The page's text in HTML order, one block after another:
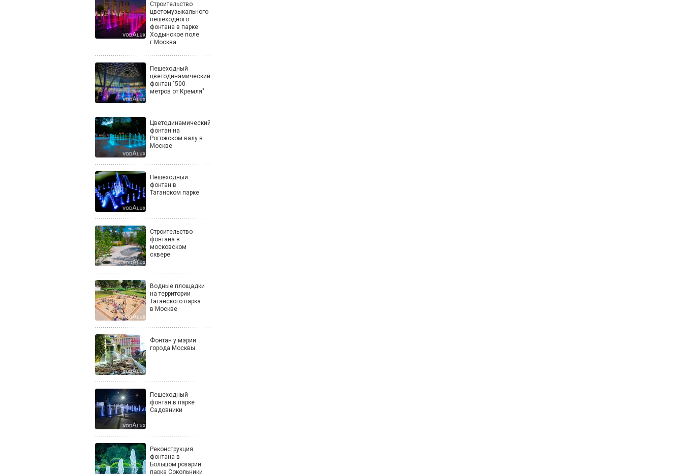
Строительство
цветомузыкального
пешеходного
фонтана в парке
Ходынское поле
г.Москва
Пешеходный
цветодинамический
фонтан "500
метров от Кремля"
Цветодинамический
фонтан на
Рогожском валу в
Москве
Пешеходный
фонтан в
Таганском парке
Строительство
фонтана в
московском
сквере
Водные площадки
на территории
Таганского парка
в Москве
Фонтан у мэрии
города Москвы
Пешеходный
фонтан в парке
Садовники
Реконструкция
фонтана в
Большом розарии
парка Сокольники